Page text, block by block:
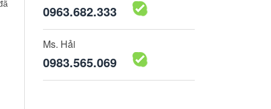
0963.682.333
Ms. Hải
0983.565.069